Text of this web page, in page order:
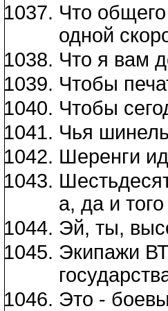
Что
одной
Что я вам
Чтобы
Чтобы
Чья
Шеренги
а, да и
Эй, ты,
Экипажи
Это -